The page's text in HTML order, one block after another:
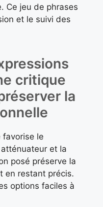
Ce jeu de phrases
et le suivi des
critique
la
favorise le
et la
posé préserve la
en restant précis.
options faciles à